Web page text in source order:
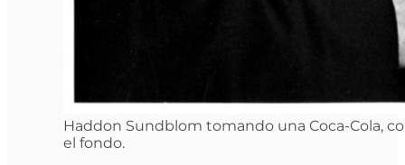
Haddon Sundblom tomando una Coca-Cola,
el fondo.